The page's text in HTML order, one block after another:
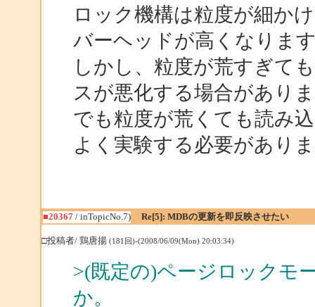
ロック機構は粒度が細か
バーヘッドが高くなりま
しかし、粒度が荒すぎて
スが悪化する場合があり
でも粒度が荒くても読み
よく実験する必要があり
■20367/ inTopicNo.7) Re[5]: MDBの更新を即反映させたい
□投稿者/ 鶏唐揚 (181回)-(2008/06/09(Mon) 20:03:34)
>(既定の)ページロックモ
か。